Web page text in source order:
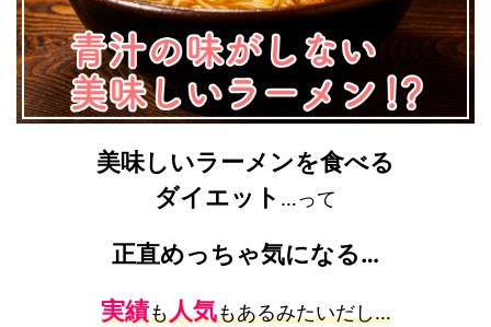
美味しいラーメンを食べる
ダイエット …って
正直めっちゃ気になる…
実績も人気もあるみたいだし…